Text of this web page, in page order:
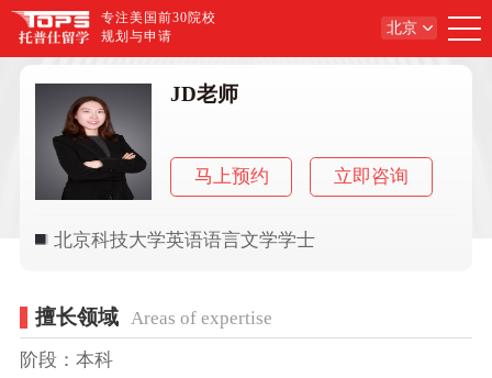
专注美国前30院校
规划与申请
北京
JD老师
马上预约 立即咨询
北京科技大学英语语言文学学士
擅长领域 Areas of expertise
阶段：本科